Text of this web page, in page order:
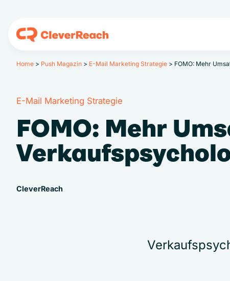
Home > Push Magazin > E-Mail Marketing Strategie > FOMO: Mehr
E-Mail Marketing Strategie
FOMO: Mehr
CleverReach